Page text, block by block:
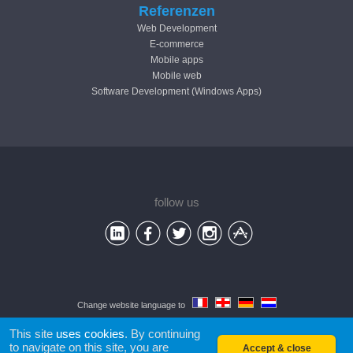
Referenzen
Web Development
E-commerce
Mobile apps
Mobile web
Software Development (Windows Apps)
follow us
Change website language to
© 2026ICI Solutions srl -
Accept & close
This site uses cookies. By continuing
to navigate on this site, you are